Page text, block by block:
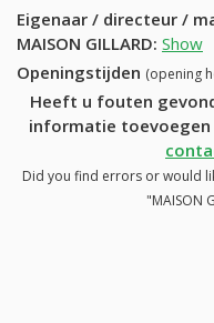
Eigenaar / directeur /
MAISON GILLARD: Show
Openingstijden (opening
Heeft u fouten
informatie toevoegen
Did you find errors or would
"MAISON